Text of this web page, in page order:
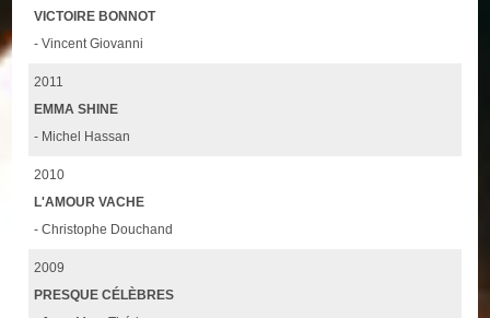
VICTOIRE BONNOT
- Vincent Giovanni
2011
EMMA SHINE
- Michel Hassan
2010
L'AMOUR VACHE
- Christophe Douchand
2009
PRESQUE CÉLÈBRES